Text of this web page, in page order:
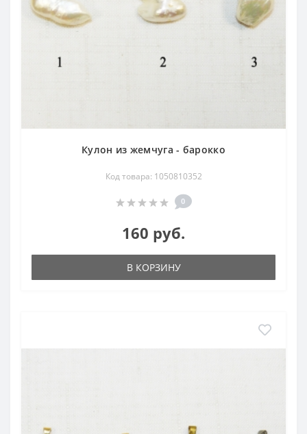
Кулон из жемчуга - барокко
Код товара: 1050810352
0
160 руб.
В КОРЗИНУ